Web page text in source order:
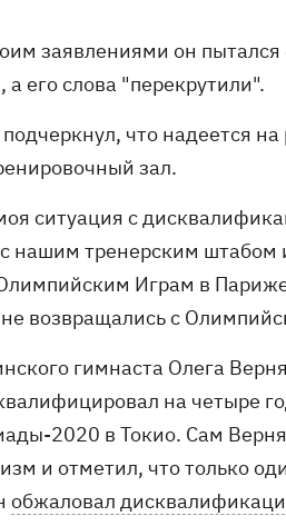
заявлениями он
его слова "перекрутили".
что надеется
зал.
ситуация с
нашим тренерским
Играм в
возвращались с
гимнаста Олега
на четыре
2020 в Токио. Сам
и отметил, что только
обжаловал